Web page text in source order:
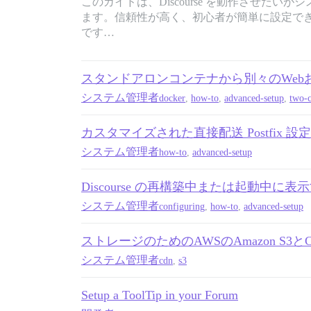
ます。信頼性が高く、初心者が簡単に設定
です…
スタンドアロンコンテナから別々の
システム管理者docker how-to advanced-setup two-
カスタマイズされた直接配送 Postfix 設定
システム管理者how-to advanced-setup
Discourse の再構築中または起動中に表
システム管理者configuring how-to advanced-setup
ストレージのためのAWSのAmazon S3
システム管理者cdn s3
Setup a ToolTip in your Forum